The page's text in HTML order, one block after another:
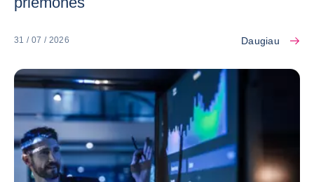
31 / 07 / 2026 Daugiau